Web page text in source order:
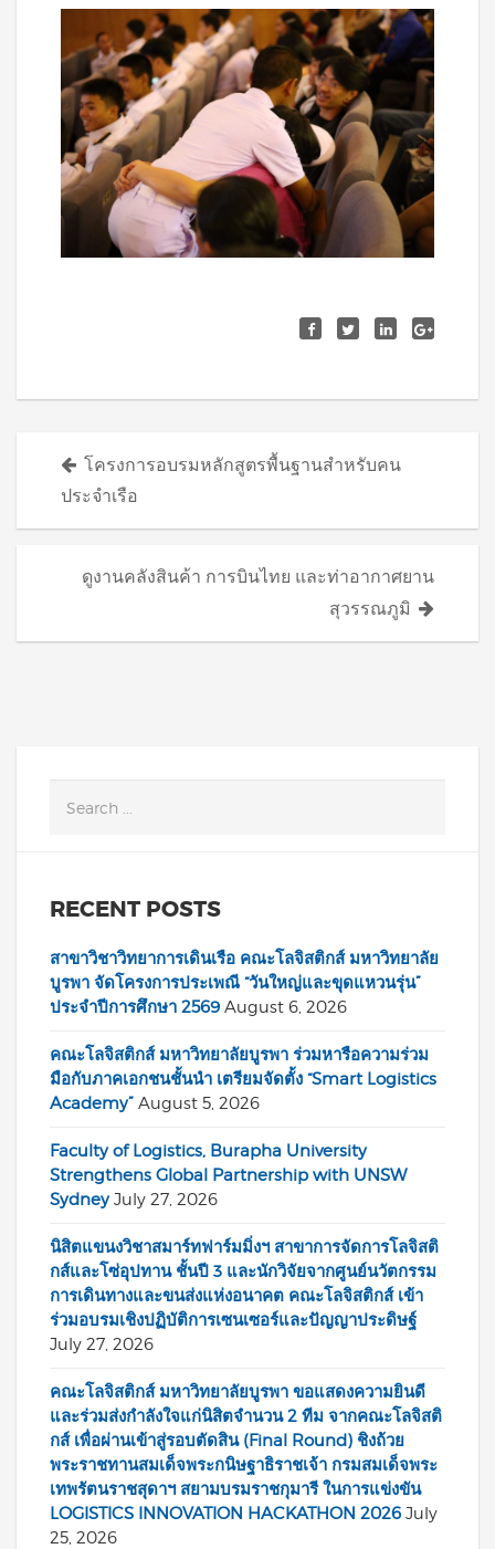
Posts
navigation
โครงการอบรมหลักสูตรพื้นฐานสำหรับคน
ประจำเรือ
ดูงานคลังสินค้า การบินไทย และท่าอากาศยาน
สุวรรณภูมิ
RECENT POSTS
สาขาวิชาวิทยาการเดินเรือ คณะโลจิสติกส์ มหาวิทยาลัย
บูรพา จัดโครงการประเพณี “วันใหญ่และขุดแหวนรุ่น”
ประจำปีการศึกษา 2569 August 6, 2026
คณะโลจิสติกส์ มหาวิทยาลัยบูรพา ร่วมหารือความร่วม
มือกับภาคเอกชนชั้นนำ เตรียมจัดตั้ง “Smart Logistics
Academy” August 5, 2026
Faculty of Logistics, Burapha University
Strengthens Global Partnership with UNSW
Sydney July 27, 2026
นิสิตแขนงวิชาสมาร์ทฟาร์มมิ่งฯ สาขาการจัดการโลจิสติ
กส์และโซ่อุปทาน ชั้นปี 3 และนักวิจัยจากศูนย์นวัตกรรม
การเดินทางและขนส่งแห่งอนาคต คณะโลจิสติกส์ เข้า
ร่วมอบรมเชิงปฏิบัติการเซนเซอร์และปัญญาประดิษฐ์
July 27, 2026
คณะโลจิสติกส์ มหาวิทยาลัยบูรพา ขอแสดงความยินดี
และร่วมส่งกำลังใจแก่นิสิตจำนวน 2 ทีม จากคณะโลจิสติ
กส์ เพื่อผ่านเข้าสู่รอบตัดสิน (Final Round) ชิงถ้วย
พระราชทานสมเด็จพระกนิษฐาธิราชเจ้า กรมสมเด็จพระ
เทพรัตนราชสุดาฯ สยามบรมราชกุมารี ในการแข่งขัน
LOGISTICS INNOVATION HACKATHON 2026 July
25, 2026